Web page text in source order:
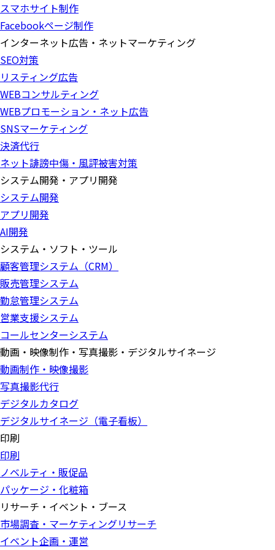
スマホサイト制作
Facebookページ制作
インターネット広告・ネットマーケティング
SEO対策
リスティング広告
WEBコンサルティング
WEBプロモーション・ネット広告
SNSマーケティング
決済代行
ネット誹謗中傷・風評被害対策
システム開発・アプリ開発
システム開発
アプリ開発
AI開発
システム・ソフト・ツール
顧客管理システム（CRM）
販売管理システム
勤怠管理システム
営業支援システム
コールセンターシステム
動画・映像制作・写真撮影・デジタルサイネージ
動画制作・映像撮影
写真撮影代行
デジタルカタログ
デジタルサイネージ（電子看板）
印刷
印刷
ノベルティ・販促品
パッケージ・化粧箱
リサーチ・イベント・ブース
市場調査・マーケティングリサーチ
イベント企画・運営